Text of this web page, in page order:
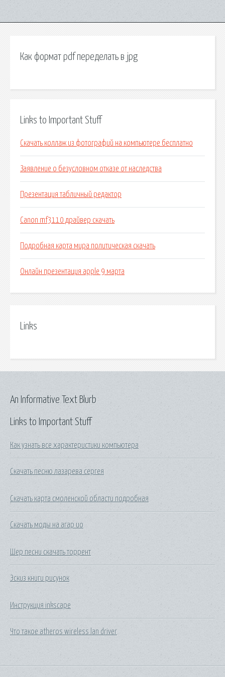
Как формат pdf переделать в jpg
Links to Important Stuff
Скачать коллаж из фотографий на компьютере бесплатно
Заявление о безусловном отказе от наследства
Презентация табличный редактор
Canon mf3110 драйвер скачать
Подробная карта мира политическая скачать
Онлайн презентация apple 9 марта
Links
Links to Important Stuff
Как узнать все характеристики компьютера
Скачать песню лазарева сергея
Скачать карта смоленской области подробная
Скачать моды на агар ио
Шер песни скачать торрент
Эскиз книги рисунок
Инструкция inkscape
Что такое atheros wireless lan driver
An Informative Text Blurb